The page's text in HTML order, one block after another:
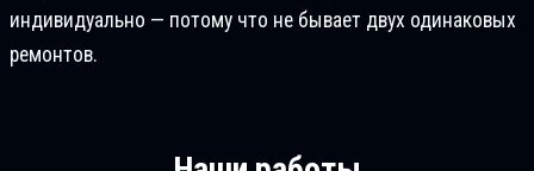
индивидуально — потому что не бывает двух одинаковых
ремонтов.